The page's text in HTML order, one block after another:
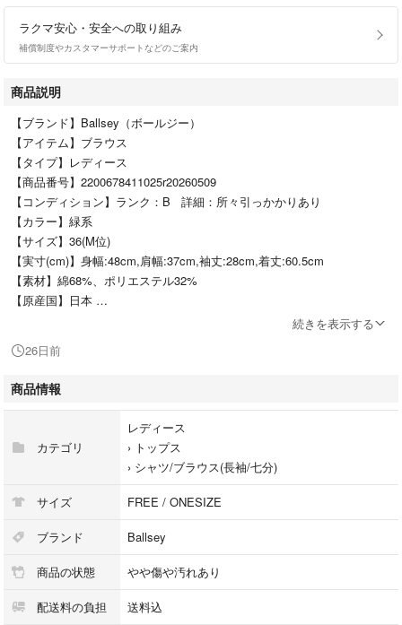
ラクマ安心・安全への取り組み
補償制度やカスタマーサポートなどのご案内
商品説明
【ブランド】Ballsey（ボールジー）
【アイテム】ブラウス
【タイプ】レディース
【商品番号】2200678411025r20260509
【コンディション】ランク：B 詳細：所々引っかかりあり
【カラー】緑系
【サイズ】36(M位)
【実寸(cm)】身幅:48cm,肩幅:37cm,袖丈:28cm,着丈:60.5cm
【素材】綿68%、ポリエステル32%
【原産国】日本
ポケット：なし
透け感：なし
生地の厚さ：普通
光沢：なし
※商品は複数サイトで共有している為システムで在庫調整を行っておりま
すが、ずれが生じ欠品となる場合もございます。
【商品コード】0151726A0256
続きを表示する
26日前
商品情報
カテゴリ
レディース
› トップス
› シャツ/ブラウス(長袖/七分)
サイズ FREE / ONESIZE
ブランド Ballsey
商品の状態 やや傷や汚れあり
配送料の負担 送料込